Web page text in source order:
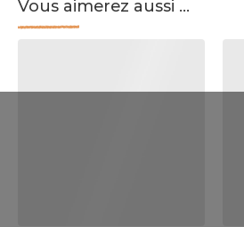
Vous aimerez aussi ...